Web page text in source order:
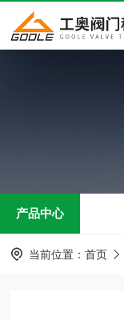
产品中心
当前位置： 首页